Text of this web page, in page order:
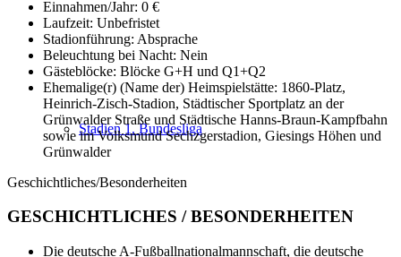
Stadien 1. Bundesliga
Einnahmen/Jahr: 0 €
Laufzeit: Unbefristet
Stadionführung: Absprache
Beleuchtung bei Nacht: Nein
Gästeblöcke: Blöcke G+H und Q1+Q2
Ehemalige(r) (Name der) Heimspielstätte: 1860-Platz,
Heinrich-Zisch-Stadion, Städtischer Sportplatz an der
Grünwalder Straße und Städtische Hanns-Braun-Kampfbahn
sowie im Volksmund Sechzgerstadion, Giesings Höhen und
Grünwalder
Geschichtliches/Besonderheiten
GESCHICHTLICHES / BESONDERHEITEN
Die deutsche A-Fußballnationalmannschaft, die deutsche